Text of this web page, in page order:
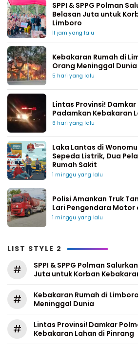
SPPI & SPPG Polman
Belasan Juta untuk
Limboro
11 jam yang lalu
Kebakaran Rumah di
Orang Meninggal Dunia
5 hari yang lalu
Lintas Provinsi!
Padamkan Kebakaran
6 hari yang lalu
Laka Lantas di
Sepeda Listrik, Dua
Rumah Sakit
1 minggu yang lalu
Polisi Amankan Truk
Lari Pengendara
1 minggu yang lalu
LIST STYLE 2
#
SPPI & SPPG Polman
Juta untuk Korban
#
Kebakaran Rumah di
Meninggal Dunia
#
Lintas Provinsi! Damkar
Kebakaran Lahan di Pinrang